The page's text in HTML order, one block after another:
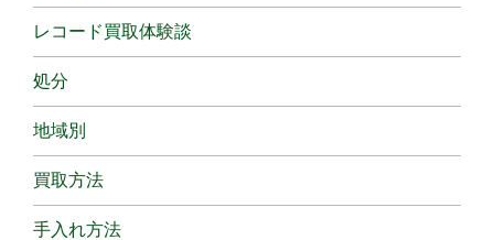
レコード買取体験談
処分
地域別
買取方法
手入れ方法